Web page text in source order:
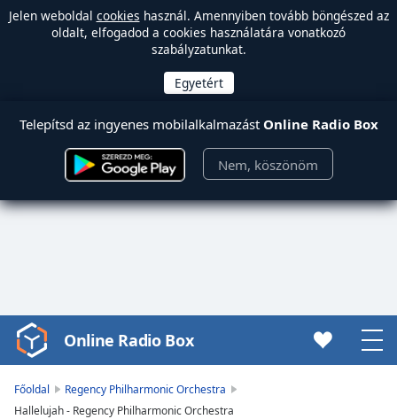
Jelen weboldal cookies használ. Amennyiben tovább böngészed az
oldalt, elfogadod a cookies használatára vonatkozó
szabályzatunkat.
Telepítsd az ingyenes mobilalkalmazást Online Radio Box
Nem, köszönöm
Video
Player
loading.
Online Radio Box
Főoldal
Regency Philharmonic Orchestra
Hallelujah - Regency Philharmonic Orchestra